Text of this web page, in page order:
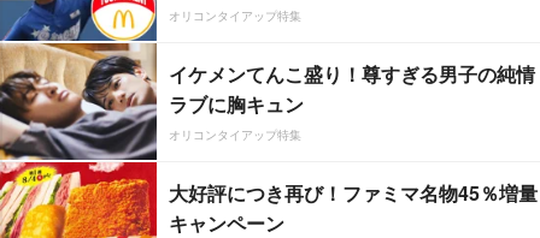
オリコンタイアップ特集
イケメンてんこ盛り！尊すぎる男子の純情
ラブに胸キュン
オリコンタイアップ特集
大好評につき再び！ファミマ名物45％増量
キャンペーン